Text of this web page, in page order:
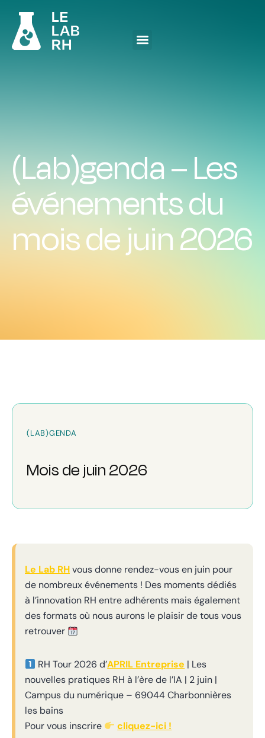
(Lab)genda – Les
événements du
mois de juin 2026
(LAB)GENDA
Mois de juin 2026
Le Lab RHvous donne rendez-vous en juin pour
de nombreux événements ! Des moments dédiés
à l’innovation RH entre adhérents mais également
des formats où nous aurons le plaisir de tous vous
retrouver
RH Tour 2026 d’APRIL Entreprise | Les
nouvelles pratiques RH à l’ère de l’IA | 2 juin |
Campus du numérique – 69044 Charbonnières
les bains
Pour vous inscrire
cliquez-ici !